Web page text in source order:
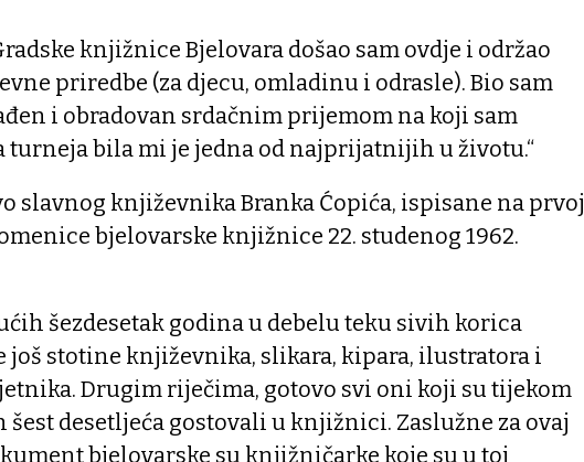
knjižnice Bjelovara došao sam ovdje i održao
priredbe (za djecu, omladinu i odrasle). Bio sam
i obradovan srdačnim prijemom na koji sam
turneja bila mi je jedna od najprijatnijih u životu.“
slavnog književnika Branka Ćopića, ispisane na prvoj
bjelovarske knjižnice 22. studenog 1962.
šezdesetak godina u debelu teku sivih korica
još stotine književnika, slikara, kipara, ilustratora i
Drugim riječima, gotovo svi oni koji su tijekom
desetljeća gostovali u knjižnici. Zaslužne za ovaj
bjelovarske su knjižničarke koje su u toj